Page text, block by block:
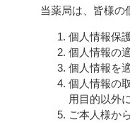
当薬局は、皆様の
個人情報保
個人情報の
個人情報を
個人情報の
用目的以外
ご本人様か